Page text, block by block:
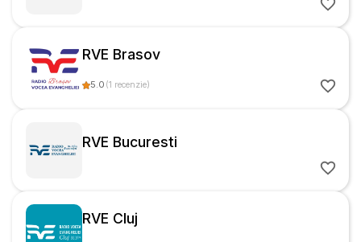
RVE Brasov
5.0 (1 recenzie)
RVE Bucuresti
RVE Cluj